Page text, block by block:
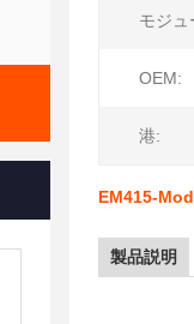
モジュ
OEM:
港:
EM415-
製品説明